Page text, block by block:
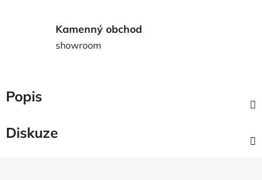
Kamenný obchod
showroom
Popis
Diskuze